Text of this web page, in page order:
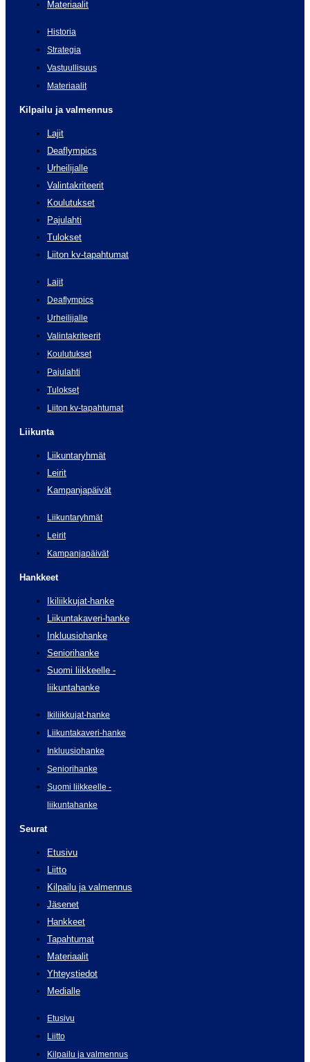
Materiaalit
Historia
Strategia
Vastuullisuus
Materiaalit
Kilpailu ja valmennus
Lajit
Deaflympics
Urheilijalle
Valintakriteerit
Koulutukset
Pajulahti
Tulokset
Liiton kv-tapahtumat
Lajit
Deaflympics
Urheilijalle
Valintakriteerit
Koulutukset
Pajulahti
Tulokset
Liiton kv-tapahtumat
Liikunta
Liikuntaryhmät
Leirit
Kampanjapäivät
Liikuntaryhmät
Leirit
Kampanjapäivät
Hankkeet
Ikiliikkujat-hanke
Liikuntakaveri-hanke
Inkluusiohanke
Seniorihanke
Suomi liikkeelle -
liikuntahanke
Ikiliikkujat-hanke
Liikuntakaveri-hanke
Inkluusiohanke
Seniorihanke
Suomi liikkeelle -
liikuntahanke
Seurat
Etusivu
Liitto
Kilpailu ja valmennus
Jäsenet
Hankkeet
Tapahtumat
Materiaalit
Yhteystiedot
Medialle
Etusivu
Liitto
Kilpailu ja valmennus